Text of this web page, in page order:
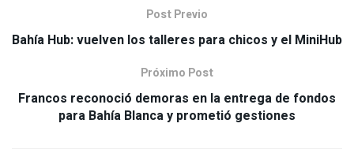
Post Previo
Bahía Hub: vuelven los talleres para chicos y el MiniHub
Próximo Post
Francos reconoció demoras en la entrega de fondos
para Bahía Blanca y prometió gestiones